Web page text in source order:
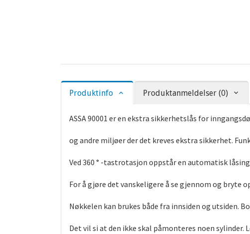
Produktinfo Produktanmeldelser (0)
ASSA 90001 er en ekstra sikkerhetslås for
og andre miljøer der det kreves ekstra sikkerhet.
Ved 360 ° -tastrotasjon oppstår en automatisk
For å gjøre det vanskeligere å se gjennom og bryte
Nøkkelen kan brukes både fra innsiden og utsiden.
Det vil si at den ikke skal påmonteres noen sylinder.